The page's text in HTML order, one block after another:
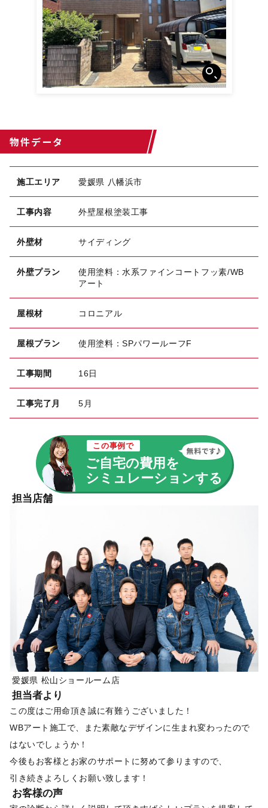
物件データ
施工エリア 愛媛県 八幡浜市
工事内容 外壁屋根塗装工事
外壁材 サイディング
外壁プラン
使用塗料：水系ファインコートフッ素/WB
アート
屋根材 コロニアル
屋根プラン 使用塗料：SPパワールーフF
工事期間 16日
工事完了月 5月
この事例で
ご自宅の費用を
シミュレーションする
担当店舗
愛媛県 松山ショールーム店
担当者より
この度はご用命頂き誠に有難うございました！
WBアート施工で、また素敵なデザインに生まれ変わったので
はないでしょうか！
今後もお客様とお家のサポートに努めて参りますので、
引き続きよろしくお願い致します！
お客様の声